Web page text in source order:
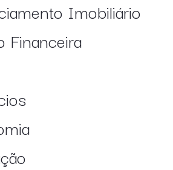
Imobiliário
Financeira